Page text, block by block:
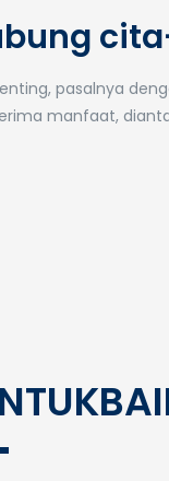
pasalnya
manfaat,